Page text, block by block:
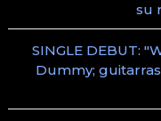
su
SINGLE DEBUT:
Dummy;